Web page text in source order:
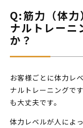
Q:筋力（体力
ナルトレーニ
か？
お客様ごとに体力レ
ナルトレーニングで
も大丈夫です。
体力レベルが人によ